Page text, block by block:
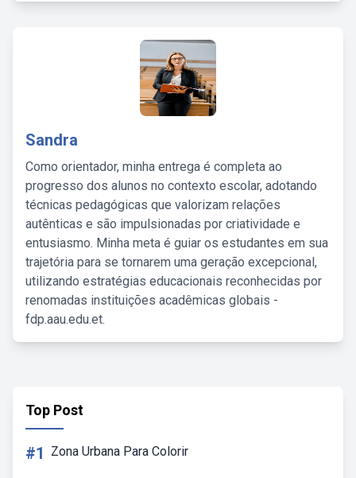
Sandra
Como orientador, minha entrega é completa ao
progresso dos alunos no contexto escolar, adotando
técnicas pedagógicas que valorizam relações
autênticas e são impulsionadas por criatividade e
entusiasmo. Minha meta é guiar os estudantes em sua
trajetória para se tornarem uma geração excepcional,
utilizando estratégias educacionais reconhecidas por
renomadas instituições acadêmicas globais -
fdp.aau.edu.et.
Top Post
#1 Zona Urbana Para Colorir